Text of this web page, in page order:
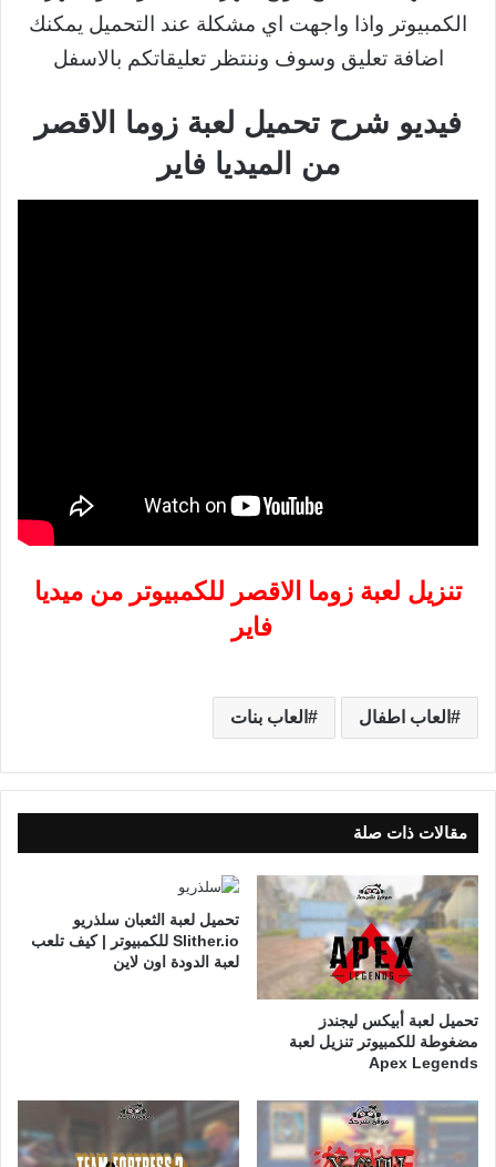
الكمبيوتر واذا واجهت اي مشكلة عند التحميل يمكنك
اضافة تعليق وسوف وننتظر تعليقاتكم بالاسفل
فيديو شرح تحميل لعبة زوما الاقصر
من الميديا فاير
تنزيل لعبة زوما الاقصر للكمبيوتر من ميديا
فاير
العاب اطفال العاب بنات
مقالات ذات صلة
تحميل لعبة أبيكس ليجندز
مضغوطة للكمبيوتر تنزيل لعبة
Apex Legends
تحميل لعبة الثعبان سلذريو
Slither.io للكمبيوتر | كيف تلعب
لعبة الدودة اون لاين